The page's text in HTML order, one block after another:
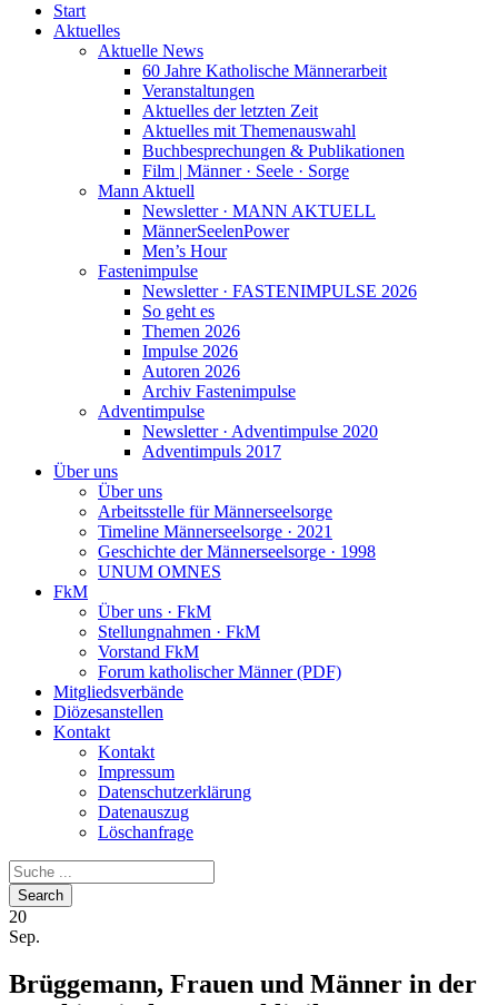
Start
Aktuelles
Aktuelle News
60 Jahre Katholische Männerarbeit
Veranstaltungen
Aktuelles der letzten Zeit
Aktuelles mit Themenauswahl
Buchbesprechungen & Publikationen
Film | Männer · Seele · Sorge
Mann Aktuell
Newsletter · MANN AKTUELL
MännerSeelenPower
Men’s Hour
Fastenimpulse
Newsletter · FASTENIMPULSE 2026
So geht es
Themen 2026
Impulse 2026
Autoren 2026
Archiv Fastenimpulse
Adventimpulse
Newsletter · Adventimpulse 2020
Adventimpuls 2017
Über uns
Über uns
Arbeitsstelle für Männerseelsorge
Timeline Männerseelsorge · 2021
Geschichte der Männerseelsorge · 1998
UNUM OMNES
FkM
Über uns · FkM
Stellungnahmen · FkM
Vorstand FkM
Forum katholischer Männer (PDF)
Mitgliedsverbände
Diözesanstellen
Kontakt
Kontakt
Impressum
Datenschutzerklärung
Datenauszug
Löschanfrage
20
Sep.
Brüggemann, Frauen und Männer in der